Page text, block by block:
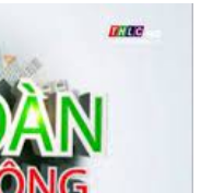
xã hội Krông Búk
chấp hành xong án
xã hội theo Quyết
của Thủ tướng
hành xong án phạt